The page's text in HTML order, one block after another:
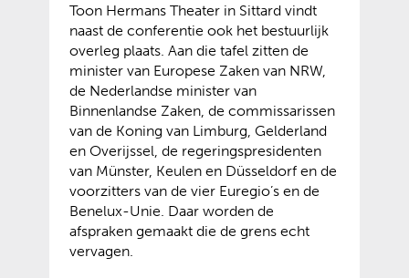
Toon Hermans Theater in Sittard vindt
naast de conferentie ook het bestuurlijk
overleg plaats. Aan die tafel zitten de
minister van Europese Zaken van NRW,
de Nederlandse minister van
Binnenlandse Zaken, de commissarissen
van de Koning van Limburg, Gelderland
en Overijssel, de regeringspresidenten
van Münster, Keulen en Düsseldorf en de
voorzitters van de vier Euregio’s en de
Benelux-Unie. Daar worden de
afspraken gemaakt die de grens echt
vervagen.